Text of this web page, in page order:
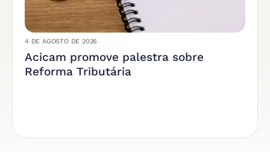
4 DE AGOSTO DE 2026
Acicam promove palestra sobre
Reforma Tributária